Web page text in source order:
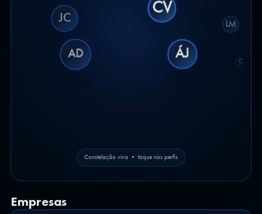
ÁJ
AD
JC CV
LM
Constelação viva • toque nos perfis
Empresas